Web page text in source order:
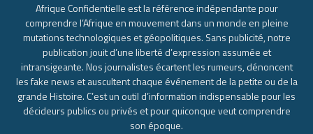
Afrique Confidentielle est la référence indépendante pour
comprendre l’Afrique en mouvement dans un monde en pleine
mutations technologiques et géopolitiques. Sans publicité, notre
publication jouit d’une liberté d’expression assumée et
intransigeante. Nos journalistes écartent les rumeurs, dénoncent
les fake news et auscultent chaque événement de la petite ou de la
grande Histoire. C’est un outil d’information indispensable pour les
décideurs publics ou privés et pour quiconque veut comprendre
son époque.